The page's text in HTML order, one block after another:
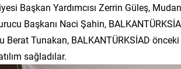
Başkan Yardımcısı Zerrin Güleş,
Başkanı Naci Şahin,
Berat Tunakan, BALKANTÜRKSİAD
sağladılar.